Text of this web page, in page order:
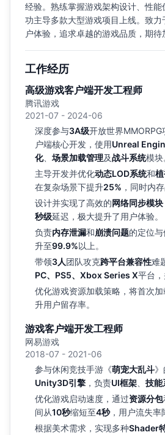
经验。熟练掌握游戏架构设计、性
功主导多款大型游戏项目上线。致
户体验，追求卓越的游戏品质，期待
工作经历
高级游戏客户端开发工程师
腾讯游戏
2021-07 - 2024-06
深度参与3A级开放世界MMORPG
户端核心开发，使用Unreal
化、场景加载管理及战斗系统模块
主导开发并优化动态LOD系统和
在复杂场景下提升25% ，同时内
设计并实现了高效的网络同步模块
秒级延迟，极大提升了用户体验。
负责内存泄漏和崩溃问题的定位
升至99.9%以上。
带领3人团队攻克跨平台兼容性难
PC、PS5、Xbox Series X平台，
优化游戏资源加载策略，将首次
升用户留存率。
游戏客户端开发工程师
网易游戏
2018-07 - 2021-06
参与休闲竞技手游《萌宠大乱斗
Unity3D引擎 ，负责UI框架 技能
优化游戏启动速度，通过资源分包
间从10秒缩短至4秒，用户流失率
根据美术需求，实现多种Shader